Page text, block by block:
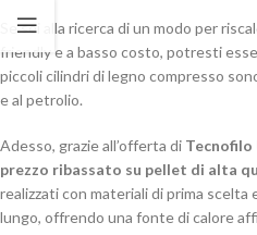
Se sei alla ricerca di un modo per
friendly e a basso costo, potresti
piccoli cilindri di legno compresso
e al petrolio.
Adesso, grazie all’offerta di Tecnofilo
prezzo ribassato su pellet di alta
realizzati con materiali di prima
lungo, offrendo una fonte di calore